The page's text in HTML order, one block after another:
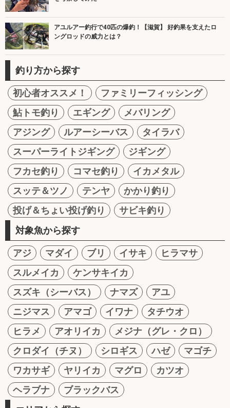
アユルアー釣行で40匹の爆釣！【滋賀】 好釣果を支えたロ
ングロッドの威力とは？
釣り方から探す
初心者オススメ！
ファミリーフィッシング
鮎トモ釣り
エギング
メバリング
アジング
ルアーシーバス
タイラバ
スーパーライトジギング
ジギング
フカセ釣り
コマセ釣り
イカメタル
スッテ＆ツノ
テンヤ
かかり釣り
投げ＆ちょい投げ釣り
サビキ釣り
対象魚から探す
アジ マダイ ブリ イサキ
ヒラマサ
スルメイカ
ケンサキイカ
スズキ（シーバス）
ナマズ
アユ
ニジマス
アマゴ イワナ
タチウオ
ヒラメ
アオリイカ
メジナ（グレ・クロ）
クロダイ（チヌ）
シロギス ハゼ
マゴチ
ワカサギ
ヤリイカ マグロ
カツオ
ヘラブナ
ブラックバス